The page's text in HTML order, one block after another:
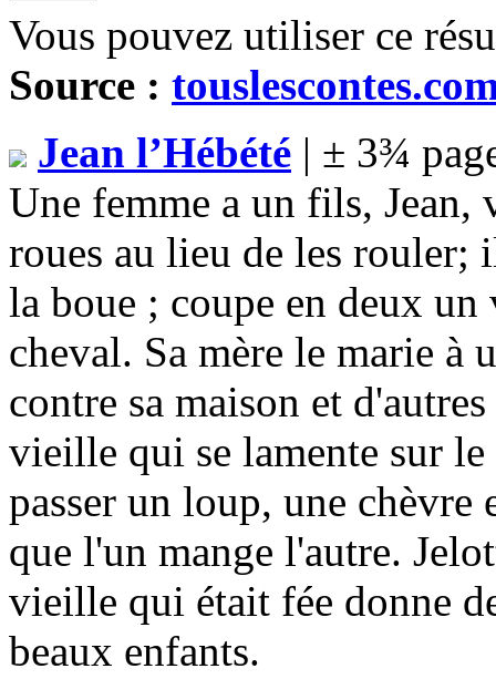
Vous pouvez utiliser ce
Source :
Jean l’Hébété | ± 3¾
Une femme a un fils, Jean,
roues au lieu de les rouler;
la boue ; coupe en deux
cheval. Sa mère le marie à
contre sa maison et
vieille qui se lamente sur
passer un loup, une chèvre
que l'un mange l'autre.
vieille qui était fée donne
beaux enfants.